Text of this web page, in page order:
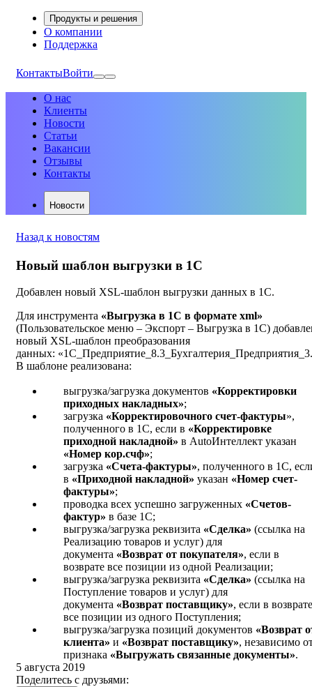
Продукты и решения
О компании
Поддержка
КонтактыВойти
О нас
Клиенты
Новости
Статьи
Вакансии
Отзывы
Контакты
Новости
Назад к новостям
Новый шаблон выгрузки в 1С
Добавлен новый XSL-шаблон выгрузки данных в 1С.
Для инструмента «Выгрузка в 1С в формате xml»
(Пользовательское меню – Экспорт – Выгрузка в 1C)
новый XSL-шаблон преобразования
данных:
В шаблоне реализована:
выгрузка/загрузка документов «Корректировки
приходных накладных»;
загрузка «Корректировочного счет-фактуры»,
полученного в 1С, если в «Корректировке
приходной накладной» в AutoИнтеллект указан
«Номер кор.счф»;
загрузка «Счета-фактуры», полученного в 1С,
в «Приходной накладной» указан «Номер счет-
фактуры»;
проводка всех успешно загруженных «Счетов-
фактур» в базе 1С;
выгрузка/загрузка реквизита «Сделка» (ссылка на
Реализацию товаров и услуг) для
документа «Возврат от покупателя», если в
возврате все позиции из одной Реализации;
выгрузка/загрузка реквизита «Сделка» (ссылка на
Поступление товаров и услуг) для
документа «Возврат поставщику», если в возврате
все позиции из одного Поступления;
выгрузка/загрузка позиций документов «Возврат
клиента» и «Возврат поставщику», независимо
признака «Выгружать связанные документы».
5 августа 2019
Поделитесь с друзьями: